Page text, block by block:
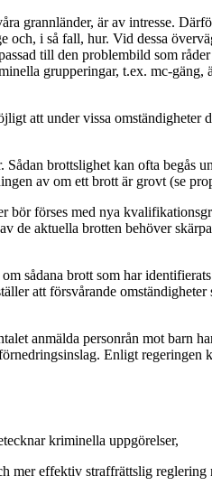
grannländer, är av intresse.
i så fall, hur. Vid dessa
till den problembild som
grupperingar, t.ex. mc-gäng,
att under vissa omständigheter
brottslighet kan ofta begås
av om ett brott är grovt (se
bör förses med nya
de aktuella brotten behöver
sådana brott som har
att försvårande
anmälda personrån mot barn
Enligt regeringen
kriminella uppgörelser,
mer effektiv straffrättslig